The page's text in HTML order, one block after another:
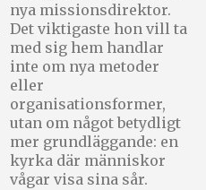
nya missionsdirektor.
Det viktigaste hon vill ta
med sig hem handlar
inte om nya metoder
eller
organisationsformer,
utan om något betydligt
mer grundläggande: en
kyrka där människor
vågar visa sina sår.